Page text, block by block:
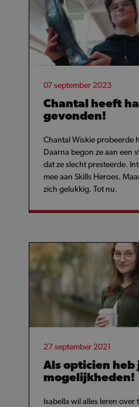
07 september 2023
Chantal heeft
gevonden!
Chantal Wiskie probeerde
Daarna begon ze aan een
dat ze slecht presteerde.
mee aan Skills Heroes.
zich gelukkig. Tot nu.
27 september 2021
Als opticien heb
mogelijkheden!
Isabella wil alles leren